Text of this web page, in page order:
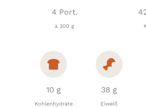
4 Port.
à 300 g
10 g
Kohlenhydrate
38 g
Eiweiß